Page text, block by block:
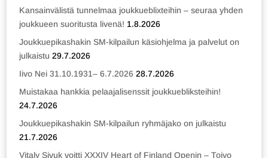
Kansainvälistä tunnelmaa joukkueblixteihin – seuraa yhden
joukkueen suoritusta livenä! 1.8.2026
Joukkuepikashakin SM-kilpailun käsiohjelma ja palvelut on
julkaistu 29.7.2026
Iivo Nei 31.10.1931– 6.7.2026 28.7.2026
Muistakaa hankkia pelaajalisenssit joukkuebliksteihin!
24.7.2026
Joukkuepikashakin SM-kilpailun ryhmäjako on julkaistu
21.7.2026
Vitaly Sivuk voitti XXXIV Heart of Finland Openin – Toivo